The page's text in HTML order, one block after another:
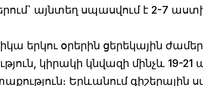
այնտեղ սպասվում է 2-7
երկու օրերին ցերեկային
կիրակի կնվազի մինչև 19-
Երևանում գիշերային